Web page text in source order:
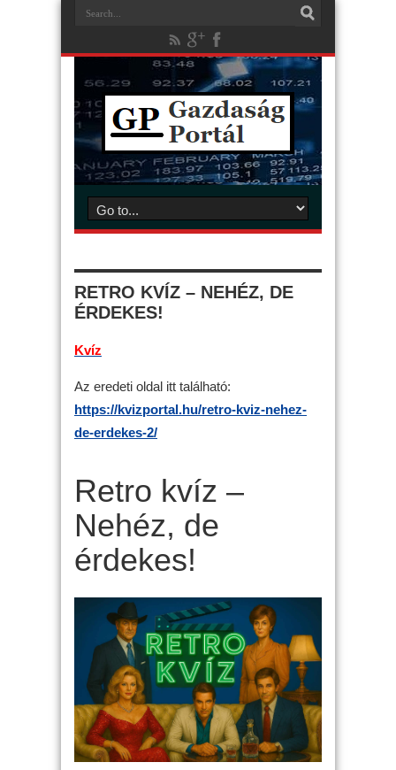
RETRO KVÍZ – NEHÉZ, DE
ÉRDEKES!
Kvíz
Az eredeti oldal itt található:
https://kvizportal.hu/retro-kviz-nehez-
de-erdekes-2/
Retro kvíz –
Nehéz, de
érdekes!